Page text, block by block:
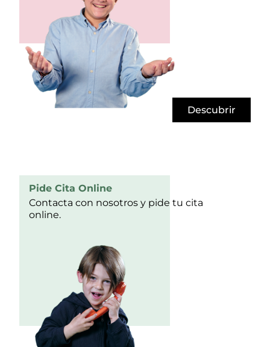
Descubrir
Pide Cita Online
Contacta con nosotros y pide tu cita
online.